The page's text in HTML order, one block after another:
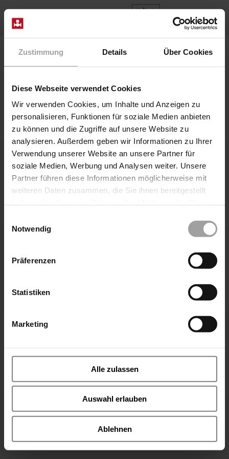
Zustimmung Details Über Cookies
Diese Webseite verwendet Cookies
Wir verwenden Cookies, um Inhalte und Anzeigen zu
personalisieren, Funktionen für soziale Medien anbieten
zu können und die Zugriffe auf unsere Website zu
analysieren. Außerdem geben wir Informationen zu Ihrer
Verwendung unserer Website an unsere Partner für
soziale Medien, Werbung und Analysen weiter. Unsere
Partner führen diese Informationen möglicherweise mit
weiteren Daten zusammen, die Sie ihnen bereitgestellt
Notwendig
Präferenzen
Statistiken
Marketing
Alle zulassen
Auswahl erlauben
Ablehnen
EN
Contact
Valve Design
control and connection of valves.
Please choose you favourite topic.